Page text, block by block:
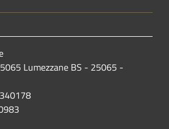
Lumezzane BS - 25065 -